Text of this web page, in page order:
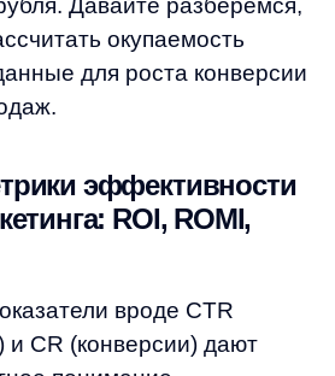
понимание
показывают, сколько
но не отвечают
ли
ROMI (Return
и ROAS (Return
аналитики. Они
рентабельность
и инвестиции. Без